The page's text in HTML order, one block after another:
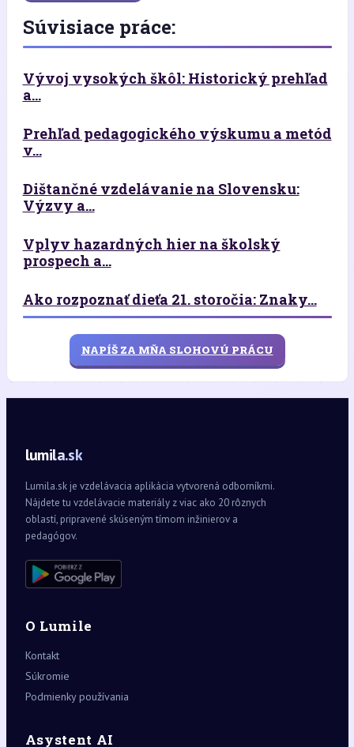
Súvisiace práce:
Vývoj vysokých škôl: Historický prehľad
a...
Prehľad pedagogického výskumu a metód
v...
Dištančné vzdelávanie na Slovensku:
Výzvy a...
Vplyv hazardných hier na školský
prospech a...
Ako rozpoznať dieťa 21. storočia: Znaky...
NAPÍŠ ZA MŇA SLOHOVÚ PRÁCU
lumila.sk
Lumila.sk je vzdelávacia aplikácia vytvorená odborníkmi.
Nájdete tu vzdelávacie materiály z viac ako 20 rôznych
oblastí, pripravené skúseným tímom inžinierov a
pedagógov.
O Lumile
Kontakt
Súkromie
Podmienky používania
Asystent AI